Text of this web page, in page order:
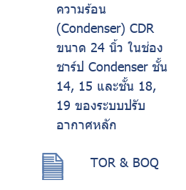
ความร้อน
(Condenser) CDR
ขนาด 24 นิ้ว ในช่อง
ชาร์ป Condenser ชั้น
14, 15 และชั้น 18,
19 ของระบบปรับ
อากาศหลัก
TOR & BOQ